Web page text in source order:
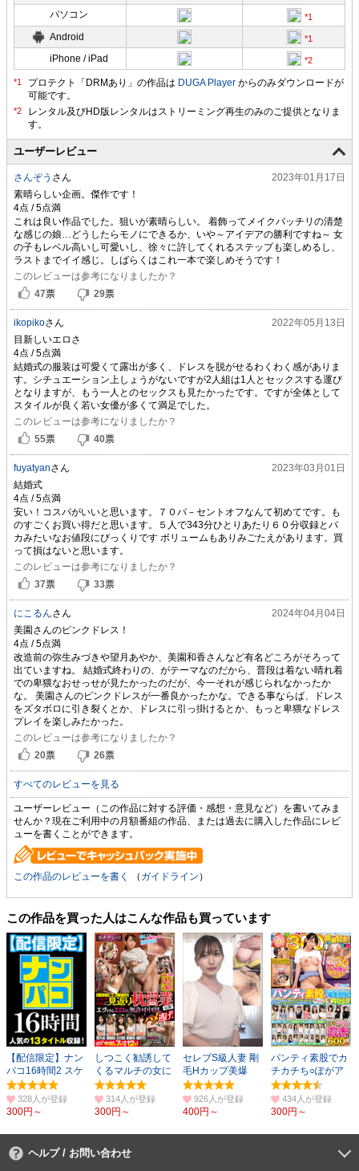
パソコン
Android
iPhone / iPad
プロテクト「DRMあり」の作品は DUGA Player からのみダウンロードが
可能です。
ユーザーレビュー
さんぞう さん
2023年01月17日
素晴らしい企画。傑作です！
これは良い作品でした。狙いが素晴らしい。 着飾ってメイクバッチリの清楚
な感じの娘…どうしたらモノにできるか、いや～アイデアの勝利ですね～ 女
の子もレベル高いし可愛いし、徐々に許してくれるステップも楽しめるし、
ラストまでイイ感じ。しばらくはこれ一本で楽しめそうです！
このレビューは参考になりましたか？
47票 29票
ikopikoさん
2022年05月13日
目新しいエロさ
結婚式の服装は可愛くて露出が多く、ドレスを脱がせるわくわく感がありま
す。シチュエーション上しょうがないですが2人組は1人とセックスする運び
となりますが、もう一人とのセックスも見たかったです。ですが全体として
スタイルが良く若い女優が多くて満足でした。
このレビューは参考になりましたか？
55票 40票
fuyatyanさん
2023年03月01日
結婚式
安い！コスパがいいと思います。７０パ－セントオフなんて初めてです。も
のすごくお買い得だと思います。５人で343分ひとりあたり６０分収録とバ
カみたいなお値段にびっくりです ボリュームもありみごたえがあります。買
って損はないと思います。
このレビューは参考になりましたか？
37票 33票
にこるんさん
2024年04月04日
美園さんのピンクドレス！
改造前の弥生みづきや望月あやか、美園和香さんなど有名どころがそろって
出ていますね。 結婚式終わりの、がテーマなのだから、普段は着ない晴れ着
での卑猥なおせっせが見たかったのだが、今一それが感じられなかったか
な。 美園さんのピンクドレスが一番良かったかな。できる事ならば、ドレス
をズタボロに引き裂くとか、ドレスに引っ掛けるとか、もっと卑猥なドレス
プレイを楽しみたかった。
このレビューは参考になりましたか？
20票 26票
すべてのレビューを見る
ユーザーレビュー（この作品に対する評価・感想・意見など）を書いてみま
せんか？現在ご利用中の月額番組の作品、または過去に購入した作品にレビ
ューを書くことができます。
この作品のレビューを書く （ ガイドライン ）
この作品を買った人はこんな作品も買っています
【配信限定】ナン
パコ16時間2 スケ
ベ女子13名収録
328人
300円～
しつこく勧誘して
くるマルチの女に
見返り枕営業交
渉！314人
300円～
セレブS級人妻 剛
毛Hカップ美爆
乳！痙攣アクメ
926人
400円～
パンティ素股でカ
チカチち○ぽがア
ソコに擦れて暴走
勃起434人
300円～
ヘルプ / お問い合わせ